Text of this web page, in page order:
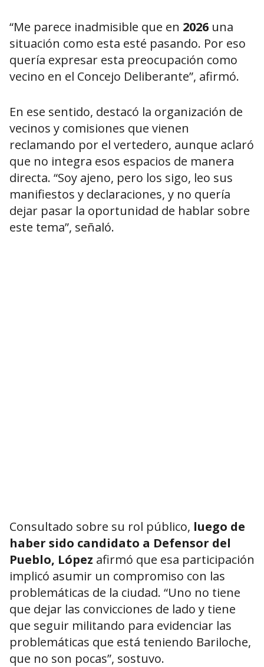
“Me parece inadmisible que en 2026 una
situación como esta esté pasando. Por eso
quería expresar esta preocupación como
vecino en el Concejo Deliberante”, afirmó.
En ese sentido, destacó la organización de
vecinos y comisiones que vienen
reclamando por el vertedero, aunque aclaró
que no integra esos espacios de manera
directa. “Soy ajeno, pero los sigo, leo sus
manifiestos y declaraciones, y no quería
dejar pasar la oportunidad de hablar sobre
este tema”, señaló.
Consultado sobre su rol público, luego de
haber sido candidato a Defensor del
Pueblo, López afirmó que esa participación
implicó asumir un compromiso con las
problemáticas de la ciudad. “Uno no tiene
que dejar las convicciones de lado y tiene
que seguir militando para evidenciar las
problemáticas que está teniendo Bariloche,
que no son pocas”, sostuvo.